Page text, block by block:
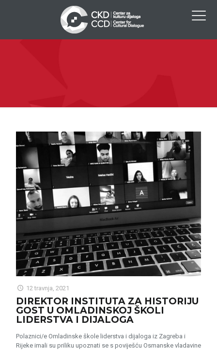
12 travnja, 2021
DIREKTOR INSTITUTA ZA HISTORIJU
GOST U OMLADINSKOJ ŠKOLI
LIDERSTVA I DIJALOGA
Polaznici/e Omladinske škole liderstva i dijaloga iz Zagreba i
Rijeke imali su priliku upoznati se s poviješću Osmanske vladavine